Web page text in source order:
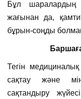
Бұл шаралардың
жағынан да,
бұрын-соңды
Тегін медициналық
сақтау және
сақтандыру